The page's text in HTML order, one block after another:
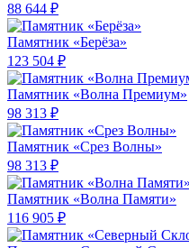
88 644 ₽
Памятник «Берёза»
123 504 ₽
Памятник «Волна Премиум»
98 313 ₽
Памятник «Срез Волны»
98 313 ₽
Памятник «Волна Памяти»
116 905 ₽